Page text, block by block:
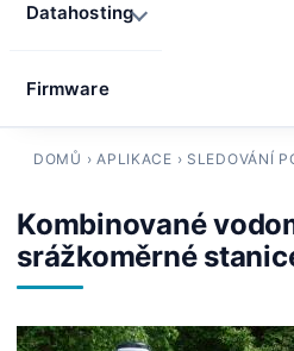
DOMŮ ›APLIKACE › SLEDOVÁNÍ
Kombinované
srážkoměrné
Datahosting
Firmware